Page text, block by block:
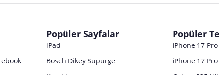
Popüler Sayfalar
iPad
Bosch Dikey Süpürge
Popüler
iPhone 17
iPhone 17 Pro